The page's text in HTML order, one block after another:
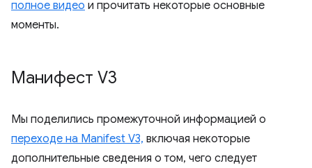
полное видео и прочитать некоторые основные
моменты.
Манифест V3
Мы поделились промежуточной информацией о
переходе на Manifest V3, включая некоторые
дополнительные сведения о том, чего следует